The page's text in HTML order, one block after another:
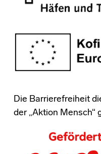
Die Barrierefreiheit
der „Aktion Mensch“